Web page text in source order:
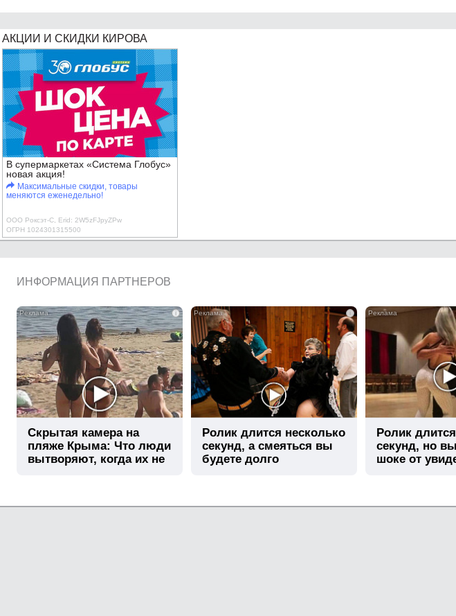
АКЦИИ И СКИДКИ КИРОВА
В супермаркетах «Система Глобус»
новая акция!
Максимальные скидки, товары
меняются еженедельно!
ООО Роксэт-С, Erid: 2W5zFJpyZPw
ОГРН 1024301315500
ИНФОРМАЦИЯ ПАРТНЕРОВ
i
Скрытая камера на
пляже Крыма: Что люди
вытворяют, когда их не
i
Ролик длится несколько
секунд, а смеяться вы
будете долго
Ролик
секунд, но
шоке от